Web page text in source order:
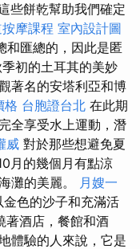
些餅乾幫助我們確定
摩課程 室內設計圖
和匯總的，因此是匿
初的土耳其的美妙
著名的安塔利亞和博
格 台胞證台北 在此期
全享受水上運動，潛
威 對於那些想避免夏
月的幾個月有點涼
灘的美麗。 月嫂一
色的沙子和充滿活
著酒店，餐館和酒
體驗的人來說，它是